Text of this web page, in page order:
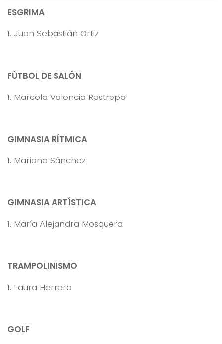
ESGRIMA
1. Juan Sebastián Ortiz
FÚTBOL DE SALÓN
1. Marcela Valencia Restrepo
GIMNASIA RÍTMICA
1. Mariana Sánchez
GIMNASIA ARTÍSTICA
1. María Alejandra Mosquera
TRAMPOLINISMO
1. Laura Herrera
GOLF